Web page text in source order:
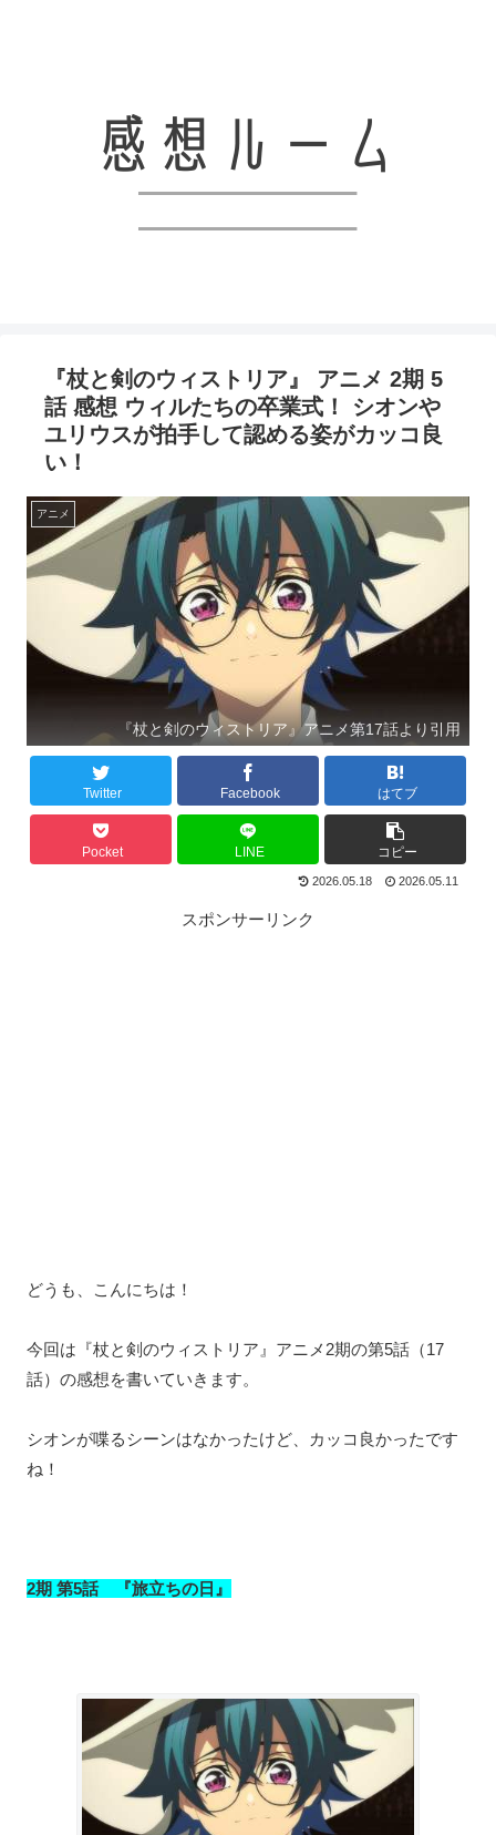
『杖と剣のウィストリア』 アニメ 2期 5
話 感想 ウィルたちの卒業式！ シオンや
ユリウスが拍手して認める姿がカッコ良
い！
アニメ
『杖と剣のウィストリア』アニメ第17話より引用
Twitter Facebook はてブ
Pocket LINE コピー
2026.05.18 2026.05.11
スポンサーリンク
どうも、こんにちは！
今回は『杖と剣のウィストリア』アニメ2期の第5話（17
話）の感想を書いていきます。
シオンが喋るシーンはなかったけど、カッコ良かったです
ね！
2期 第5話 『旅立ちの日』